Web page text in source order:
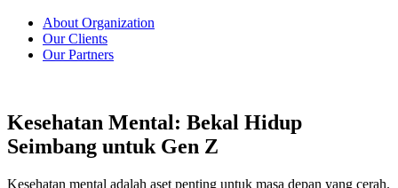
About Organization
Our Clients
Our Partners
Kesehatan Mental: Bekal Hidup
Seimbang untuk Gen Z
Kesehatan mental adalah aset penting untuk masa depan yang cerah.